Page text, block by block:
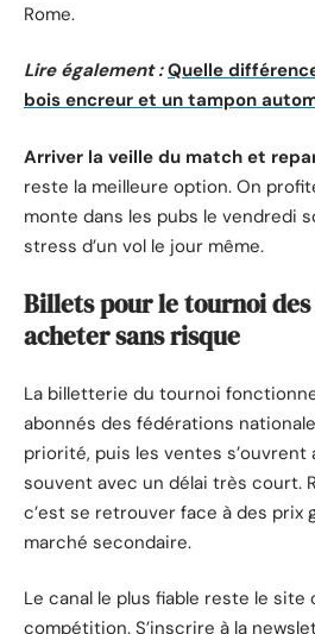
Rome.
Lire également : Quelle
bois encreur et un tampon
Arriver la veille du match et
reste la meilleure option. On
monte dans les pubs le vendredi
stress d’un vol le jour même.
Billets pour le tournoi
acheter sans risque
La billetterie du tournoi
abonnés des fédérations
priorité, puis les ventes s’ouvrent
souvent avec un délai très court.
c’est se retrouver face à des prix
marché secondaire.
Le canal le plus fiable reste le site
compétition. S’inscrire à la